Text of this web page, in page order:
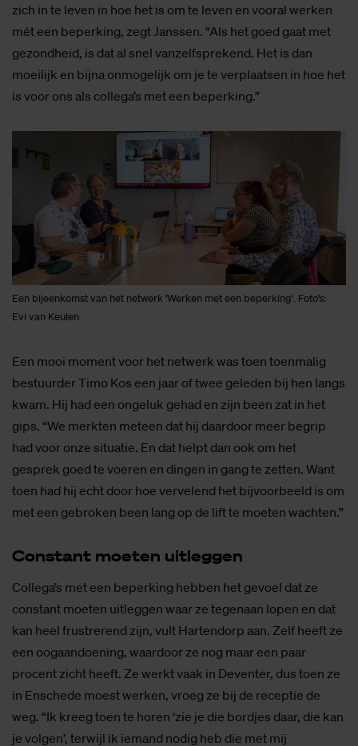
zich in te leven in hoe het is om te leven en vooral werken
mét een beperking, zegt Janssen. “Als het goed gaat met
gezondheid, is dat al snel vanzelfsprekend. Het is dan
moeilijk en bijna onmogelijk om je te verplaatsen in hoe het
is voor ons als collega’s met een beperking.”
Een bijeenkomst van het netwerk 'Werken met een beperking'. Foto's:
Evi van Keulen
Een mooi moment voor het netwerk was toen toenmalig
bestuurder Timo Kos een jaar of twee geleden bij hen langs
kwam. Hij had een ongeluk gehad en zijn been zat in het
gips. “We merkten meteen dat hij daardoor meer begrip
had voor onze situatie. En dat helpt dan ook om het
gesprek goed te voeren en dingen in gang te zetten. Want
toen had hij echt door hoe vervelend het bijvoorbeeld is om
met een gebroken been lang op de lift te moeten wachten.”
Con­stant moe­ten uit­leg­gen
Collega’s met een beperking hebben het gevoel dat ze
constant moeten uitleggen waar ze tegenaan lopen en dat
kan heel frustrerend zijn, vult Hartendorp aan. Zelf heeft ze
een oogaandoening, waardoor ze nog maar een paar
procent zicht heeft. Ze werkt vaak in Deventer, dus toen ze
in Enschede moest werken, vroeg ze bij de receptie de
weg. “Ik kreeg toen te horen ‘zie je die bordjes daar, die kan
je volgen’, terwijl ik iemand nodig heb die met mij